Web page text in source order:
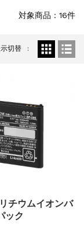
対象商品：16件
切替
チウムイオンバ
ック